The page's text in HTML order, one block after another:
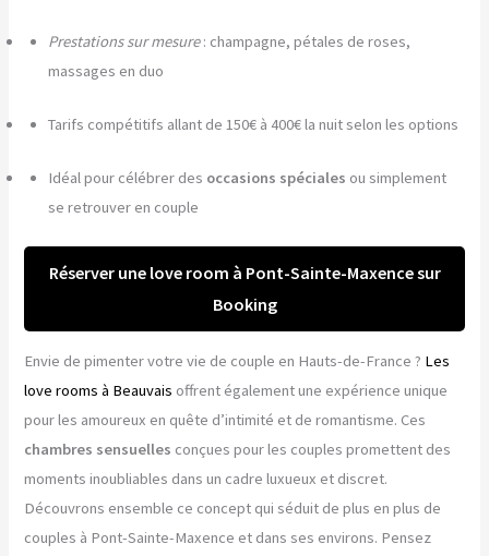
Prestations sur mesure: champagne, pétales de roses,
massages en duo
Tarifs compétitifs allant de 150€ à 400€ la nuit selon les options
Idéal pour célébrer des occasions spéciales ou simplement
se retrouver en couple
Réserver une love room à Pont-Sainte-Maxence sur
Booking
Envie de pimenter votre vie de couple en Hauts-de-France ? Les
love rooms à Beauvais offrent également une expérience unique
pour les amoureux en quête d’intimité et de romantisme. Ces
chambres sensuelles conçues pour les couples promettent des
moments inoubliables dans un cadre luxueux et discret.
Découvrons ensemble ce concept qui séduit de plus en plus de
couples à Pont-Sainte-Maxence et dans ses environs. Pensez